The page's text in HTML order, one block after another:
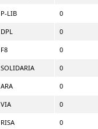
P-LIB 0
DPL 0
F8 0
SOLIDARIA 0
ARA 0
VIA 0
RISA 0